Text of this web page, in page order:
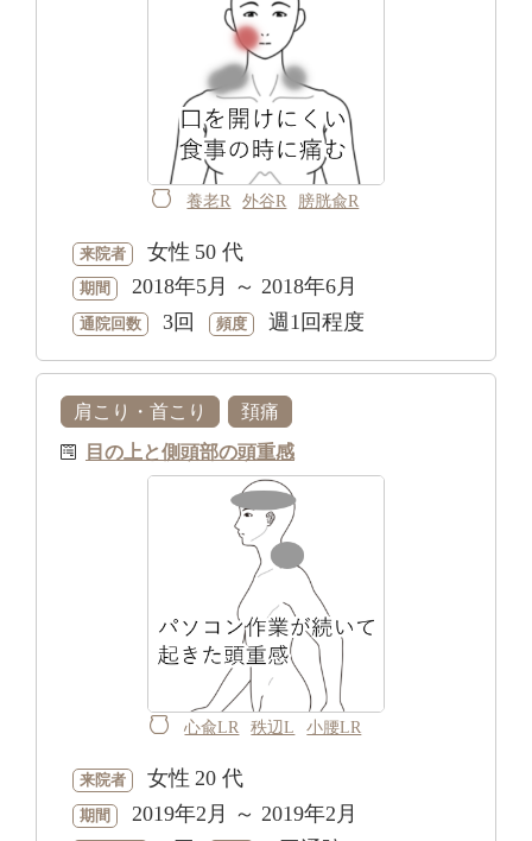
養老R 外谷R 膀胱兪R
来院者 女性 50 代
期間 2018年5月 ～ 2018年6月
通院回数 3回 頻度 週1回程度
肩こり・首こり 頚痛
目の上と側頭部の頭重感
心兪LR 秩辺L 小腰LR
来院者 女性 20 代
期間
2019年2月 ～ 2019年2月